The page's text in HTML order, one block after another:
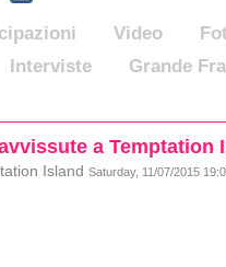
Video
Interviste
Grande
a Temptation
Island Saturday, 11/07/2015